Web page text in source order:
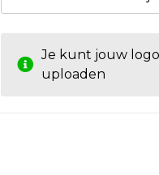
Je kunt jouw
uploaden